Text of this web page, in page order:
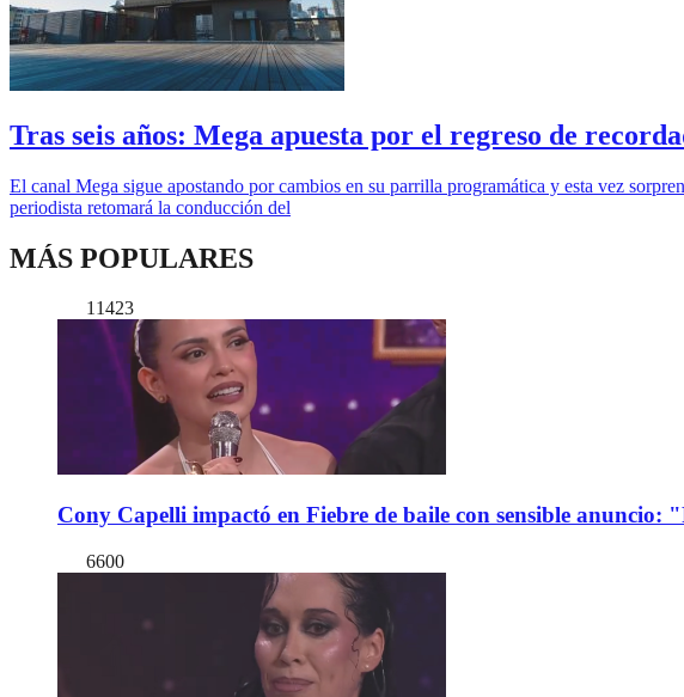
Tras seis años: Mega apuesta por el regreso de
El canal Mega sigue apostando por cambios en su parrilla programática y esta vez
periodista retomará la conducción del
MÁS POPULARES
11423
Cony Capelli impactó en Fiebre de baile con sensible anuncio:
6600